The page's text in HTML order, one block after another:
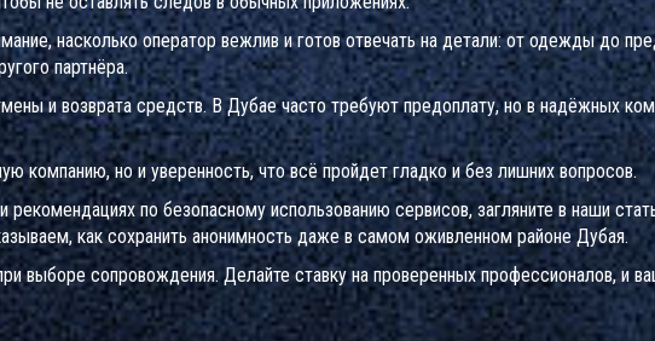
насколько оператор вежлив и готов отвечать на детали: от одежды до
партнёра.
и возврата средств. В Дубае часто требуют предоплату, но в надёжных
компанию, но и уверенность, что всё пройдет гладко и без лишних вопросов.
по безопасному использованию сервисов, загляните в наши
как сохранить анонимность даже в самом оживленном районе Дубая.
выборе сопровождения. Делайте ставку на проверенных профессионалов, и